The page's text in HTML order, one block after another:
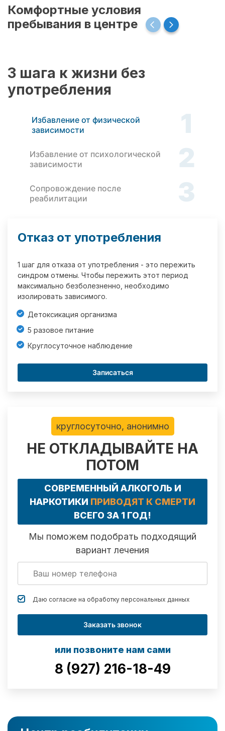
Комфортные условия
пребывания в центре
3 шага к жизни без
употребления
Избавление от физической
зависимости
1
Избавление от психологической
зависимости
2
Сопровождение после
реабилитации
3
Отказ от употребления
1 шаг для отказа от употребления - это пережить
синдром отмены. Чтобы пережить этот период
максимально безболезненно, необходимо
изолировать зависимого.
Детоксикация организма
5 разовое питание
Круглосуточное наблюдение
Записаться
круглосуточно, анонимно
НЕ ОТКЛАДЫВАЙТЕ НА
ПОТОМ
СОВРЕМЕННЫЙ АЛКОГОЛЬ И
НАРКОТИКИ ПРИВОДЯТ К СМЕРТИ
ВСЕГО ЗА 1 ГОД!
Мы поможем подобрать подходящий
вариант лечения
Даю согласие на обработку персональных данных
Заказать звонок
или позвоните нам сами
8 (927) 216-18-49